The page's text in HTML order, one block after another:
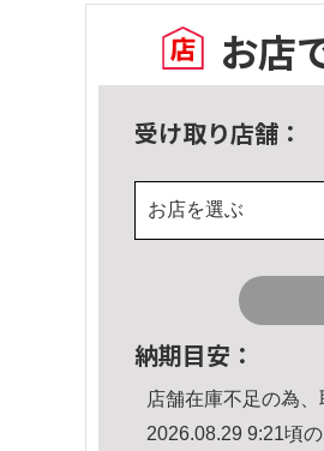
お店
受け取り店舗：
お店を選ぶ
納期目安：
店舗在庫不足の為、
2026.08.29 9:21頃